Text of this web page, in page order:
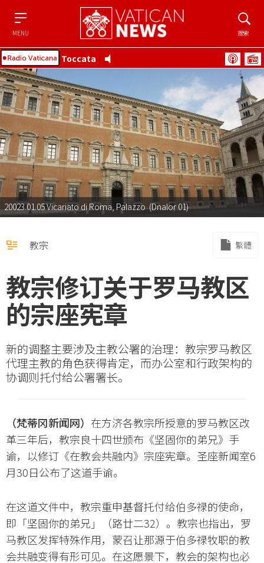
MENU 搜索
Toccata
20023.01.05 Vicariato di Roma, Palazzo (Dnalor 01)
教宗 繁體
教宗修订关于罗马教区
的宗座宪章
新的调整主要涉及主教公署的治理：教宗罗马教区
代理主教的角色获得肯定，而办公室和行政架构的
协调则托付给公署署长。
（梵蒂冈新闻网） 在方济各教宗所授意的罗马教区改
革三年后，教宗良十四世颁布《坚固你的弟兄》手
谕，以修订《在教会共融内》宗座宪章。圣座新闻室6
月30日公布了这道手谕。
在这道文件中，教宗重申基督托付给伯多禄的使命，
即「坚固你的弟兄」（路廿二32）。教宗也指出，罗
马教区发挥特殊作用，蒙召让那源于伯多禄牧职的教
会共融变得有形可见。在这愿景下，教会的架构也必